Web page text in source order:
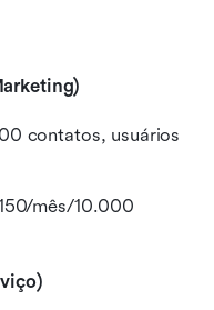
contatos, usuários
mês/10.000